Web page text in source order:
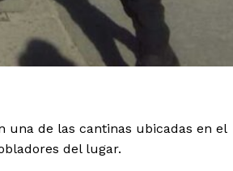
una de las cantinas ubicadas en el
del lugar.